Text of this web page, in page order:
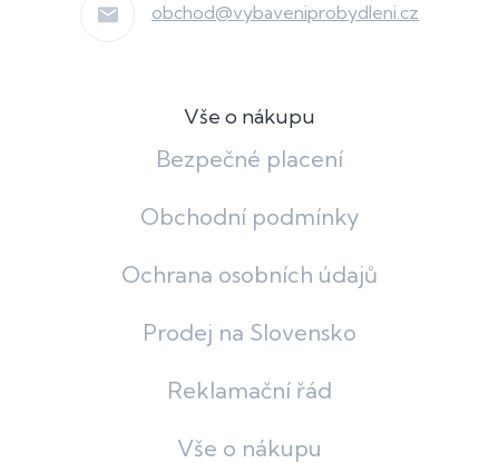
obchod@vybaveniprobydleni.cz
Vše o nákupu
Bezpečné placení
Obchodní podmínky
Ochrana osobních údajů
Prodej na Slovensko
Reklamační řád
Vše o nákupu